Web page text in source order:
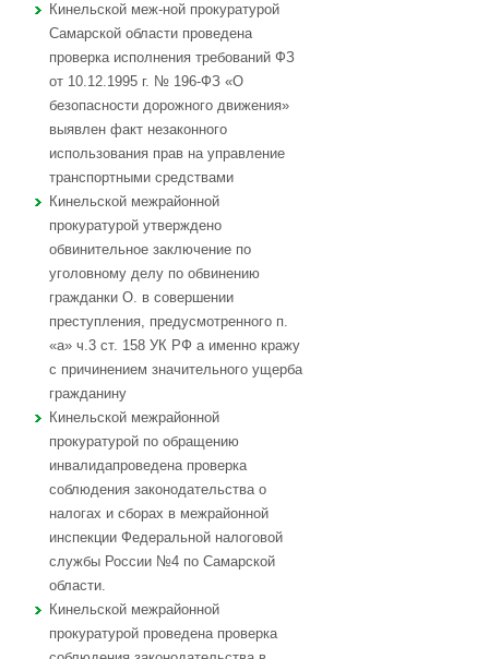
Кинельской меж-ной прокуратурой
Самарской области проведена
проверка исполнения требований ФЗ
от 10.12.1995 г. № 196-ФЗ «О
безопасности дорожного движения»
выявлен факт незаконного
использования прав на управление
транспортными средствами
Кинельской межрайонной
прокуратурой утверждено
обвинительное заключение по
уголовному делу по обвинению
гражданки О. в совершении
преступления, предусмотренного п.
«а» ч.3 ст. 158 УК РФ а именно кражу
с причинением значительного ущерба
гражданину
Кинельской межрайонной
прокуратурой по обращению
инвалидапроведена проверка
соблюдения законодательства о
налогах и сборах в межрайонной
инспекции Федеральной налоговой
службы России №4 по Самарской
области.
Кинельской межрайонной
прокуратурой проведена проверка